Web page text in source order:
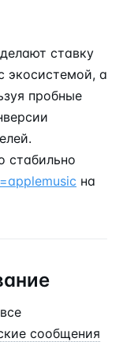
ставку
экосистемой, а
пробные
стабильно
на
сообщения